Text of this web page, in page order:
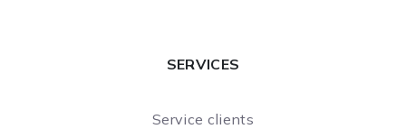
SERVICES
Service clients